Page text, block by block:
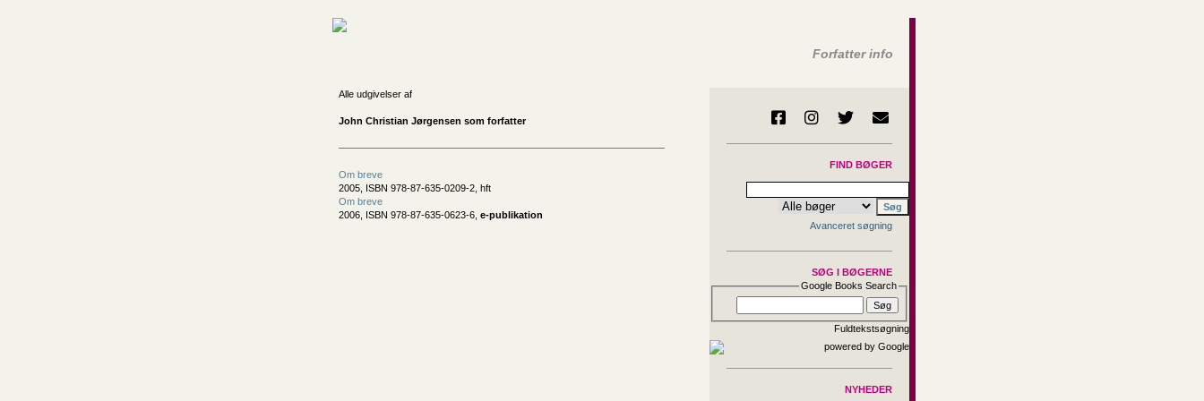
Forfatter info
Alle udgivelser af
John Christian Jørgensen som forfatter
Om breve
2005, ISBN 978-87-635-0209-2, hft
Om breve
2006, ISBN 978-87-635-0623-6, e-publikation
FIND BØGER
Avanceret søgning
SØG I BØGERNE
Google Books Search
Fuldtekstsøgning
NYHEDER